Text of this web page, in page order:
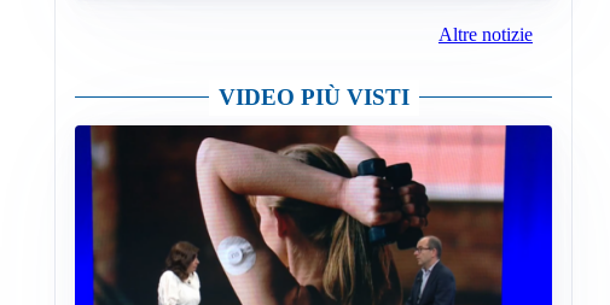
Altre notizie
VIDEO PIÙ VISTI